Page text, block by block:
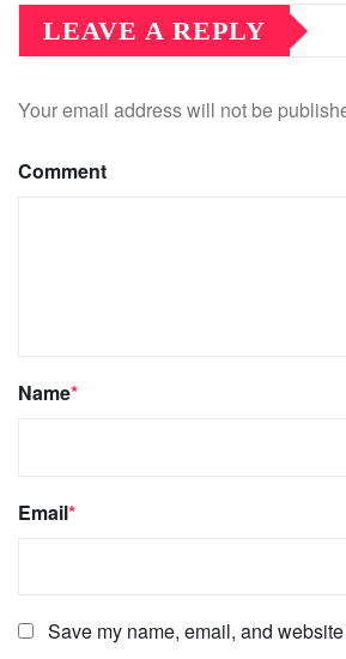
LEAVE A REPLY
Your email address will not be
Comment
Name*
Email*
Save my name, email, and